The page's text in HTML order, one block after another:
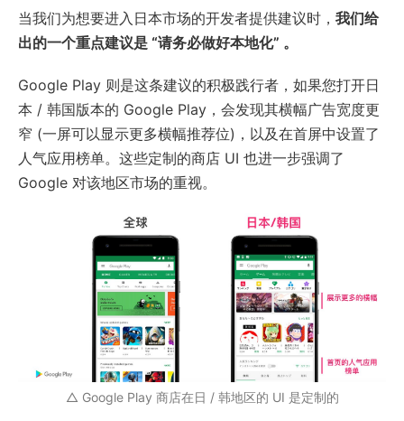
当我们为想要进入日本市场的开发者提供建议时， 我们给
出的一个重点建议是 “请务必做好本地化” 。
Google Play 则是这条建议的积极践行者，如果您打开日
本 / 韩国版本的 Google Play，会发现其横幅广告宽度更
窄 (一屏可以显示更多横幅推荐位)，以及在首屏中设置了
人气应用榜单。这些定制的商店 UI 也进一步强调了
Google 对该地区市场的重视。
△ Google Play 商店在日 / 韩地区的 UI 是定制的